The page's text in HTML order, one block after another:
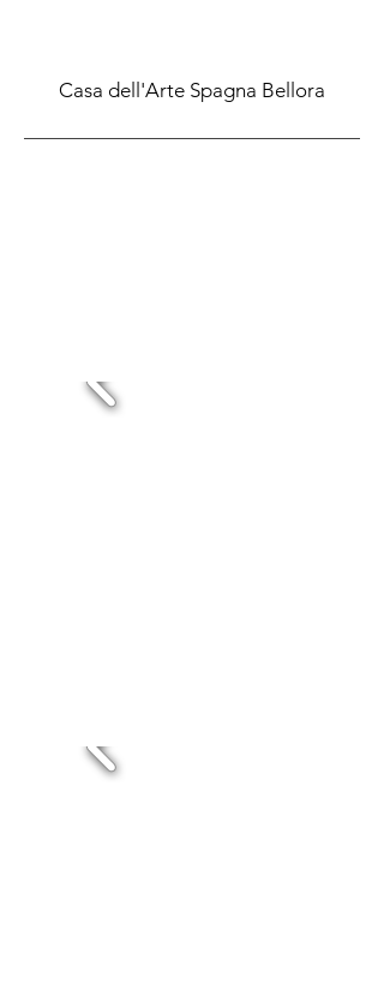
Casa dell'Arte Spagna Bellora